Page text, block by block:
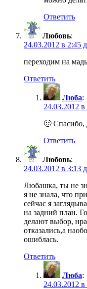
Ответить
Любовь:
24.03.2012 в 2:45
переходим на
Ответить
Люба:
24.03.2012
🙂 Спасибо,
Ответить
Любовь:
24.03.2012 в 3:13
Любашка, ты не
я не знала, что
сейчас я
на задний план.
делают выбор,
отказались,а
ошиблась.
Ответить
Люба:
24.03.2012